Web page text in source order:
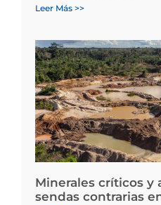
Leer Más >>
Minerales críticos y
sendas contrarias